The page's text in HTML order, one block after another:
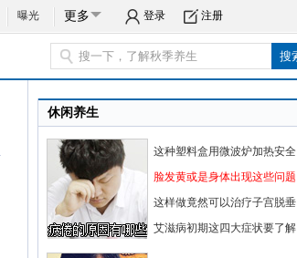
曝光 更多 登录 注册
休闲养生
这种塑料盒用微波炉加热安全
脸发黄或是身体出现这些问题
这样做竟然可以治疗子宫脱垂
艾滋病初期这四大症状要了解